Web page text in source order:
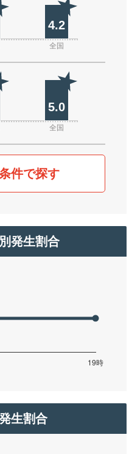
4.2
全国
5.0
全国
件で探す
発生割合
生割合